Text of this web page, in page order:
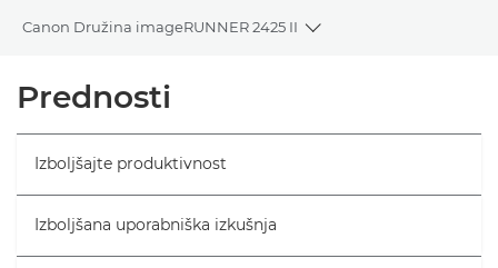
Canon Družina imageRUNNER 2425 II
Toggle breadcrumbs
Tehnični podatki
Prednosti
Izboljšajte produktivnost
Izboljšana uporabniška izkušnja